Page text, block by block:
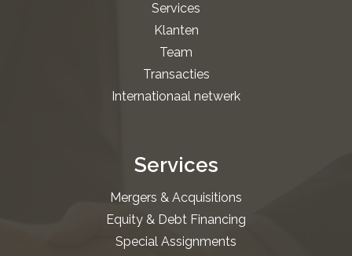
Services
Klanten
Team
Transacties
Internationaal netwerk
Services
Mergers & Acquisitions
Equity & Debt Financing
Special Assignments